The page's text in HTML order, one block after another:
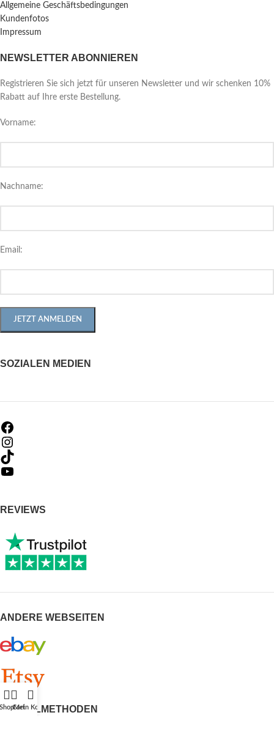
Allgemeine Geschäftsbedingungen
Kundenfotos
Impressum
NEWSLETTER ABONNIEREN
Registrieren Sie sich jetzt für unseren Newsletter und wir schenken 10%
Rabatt auf Ihre erste Bestellung.
Vorname:
Nachname:
Email:
SOZIALEN MEDIEN
REVIEWS
ANDERE WEBSEITEN
BEZAHLMETHODEN
ShopCart
Mein Konto